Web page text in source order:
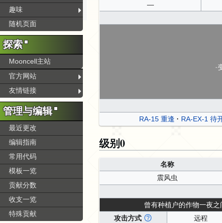
—
·
RA-15 重逢
RA-EX-1 待
级别0
名称
震风虫
曾有种植户的作物一夜
攻击方式
远程
趣味
随机页面
探索
Mooncell主站
官方网站
友情链接
管理与编辑
最近更改
编辑指南
常用代码
模板一览
贡献分数
收支一览
特殊贡献